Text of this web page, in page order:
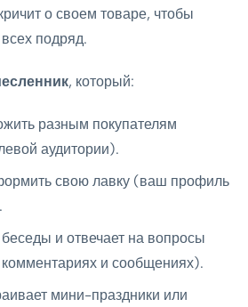
о своем товаре, чтобы
подряд.
, который:
разным покупателям
аудитории).
свою лавку (ваш профиль
и отвечает на вопросы
и сообщениях).
мини-праздники или